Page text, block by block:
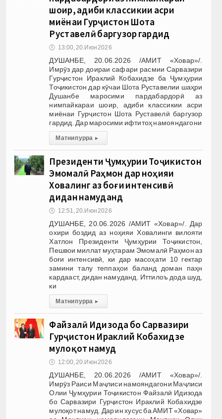
шоир, адиби классикии асри
миёнаи Гурҷистон Шота
Руставелӣ баргузор гардид
🕔 13:00, 20.Июн 2026
ДУШАНБЕ, 20.06.2026 /АМИТ «Ховар»/.
Имрӯз дар доираи сафари расмии Сарвазири
Гурҷистон Ираклий Кобахидзе ба Ҷумҳурии
Тоҷикистон дар кӯчаи Шота Руставелии шаҳри
Душанбе маросими пардабардорӣ аз
нимпайкараи шоир, адиби классикии асри
миёнаи Гурҷистон Шота Руставелӣ баргузор
гардид. Дар маросими ифтитоҳ намояндагони
Матни пурра ▸
Президенти Ҷумҳурии Тоҷикистон
Эмомалӣ Раҳмон дар ноҳияи
Ховалинг аз боғи интенсивӣ
дидан намуданд
🕔 12:51, 20.Июн 2026
ДУШАНБЕ, 20.06.2026 /АМИТ «Ховар»/. Дар
охири боздид аз ноҳияи Ховалинги вилояти
Хатлон Президенти Ҷумҳурии Тоҷикистон,
Пешвои миллат муҳтарам Эмомалӣ Раҳмон аз
боғи интенсивӣ, ки дар масоҳати 10 гектар
замини талу теппаҳои баланд доман паҳн
кардааст, дидан намуданд. Иттилоъ дода шуд,
ки
Матни пурра ▸
Файзалӣ Идизода бо Сарвазири
Гурҷистон Ираклий Кобахидзе
мулоқот намуд
🕔 12:00, 20.Июн 2026
ДУШАНБЕ, 20.06.2026 /АМИТ «Ховар»/.
Имрӯз Раиси Маҷлиси намояндагони Маҷлиси
Олии Ҷумҳурии Тоҷикистон Файзалӣ Идизода
бо Сарвазири Гурҷистон Ираклий Кобахидзе
мулоқот намуд. Дар ин хусус ба АМИТ «Ховар»